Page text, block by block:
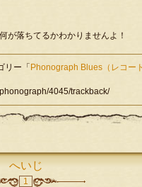
が落ちてるかわかりませんよ！
リー「 Phonograph Blues（レコー
4045/trackback/
へいじ
1